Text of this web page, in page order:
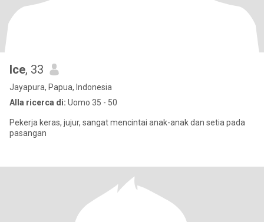
Ice, 33
Jayapura, Papua, Indonesia
Alla ricerca di: Uomo 35 - 50
Pekerja keras, jujur, sangat mencintai anak-anak dan setia pada
pasangan